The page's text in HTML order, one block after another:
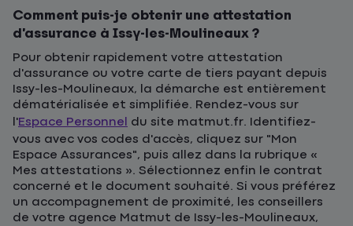
Comment puis-je obtenir une attestation
d’assurance à Issy-les-Moulineaux ?
Pour obtenir rapidement votre attestation
d'assurance ou votre carte de tiers payant depuis
Issy-les-Moulineaux, la démarche est entièrement
dématérialisée et simplifiée. Rendez-vous sur
l'Espace Personnel du site matmut.fr. Identifiez-
vous avec vos codes d'accès, cliquez sur "Mon
Espace Assurances", puis allez dans la rubrique «
Mes attestations ». Sélectionnez enfin le contrat
concerné et le document souhaité. Si vous préférez
un accompagnement de proximité, les conseillers
de votre agence Matmut de Issy-les-Moulineaux,